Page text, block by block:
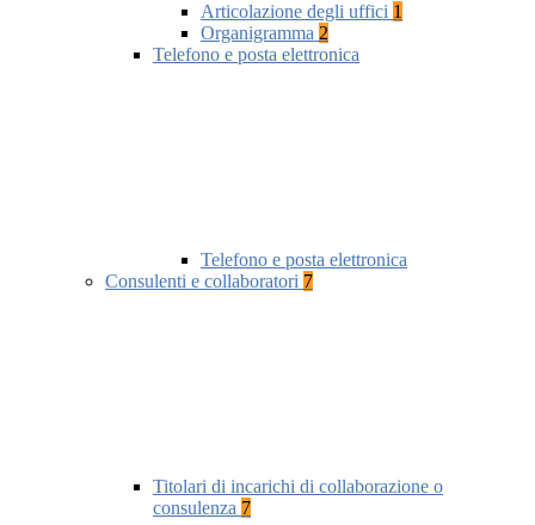
Articolazione degli uffici 1
Organigramma 2
Telefono e posta elettronica
Telefono e posta elettronica
Consulenti e collaboratori 7
Titolari di incarichi di collaborazione o
consulenza 7